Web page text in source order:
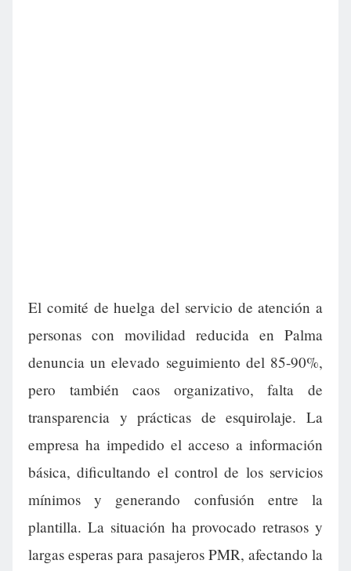
El comité de huelga del servicio de atención a
personas con movilidad reducida en Palma
denuncia un elevado seguimiento del 85-90%,
pero también caos organizativo, falta de
transparencia y prácticas de esquirolaje. La
empresa ha impedido el acceso a información
básica, dificultando el control de los servicios
mínimos y generando confusión entre la
plantilla. La situación ha provocado retrasos y
largas esperas para pasajeros PMR, afectando la